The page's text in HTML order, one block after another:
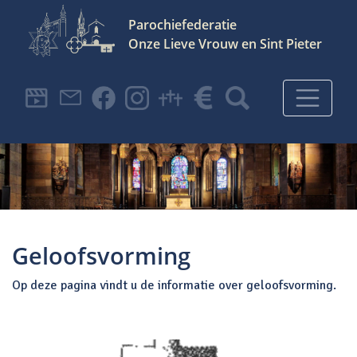
Hoofdnavigatie
Parochiefederatie
Onze Lieve Vrouw en Sint Pieter
Geloofsvorming
Op deze pagina vindt u de informatie over geloofsvorming.